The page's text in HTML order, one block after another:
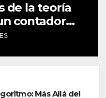
de la teoría
contador
Global y el
Más Allá del